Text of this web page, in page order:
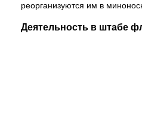
реорганизуются им в
Деятельность в штабе